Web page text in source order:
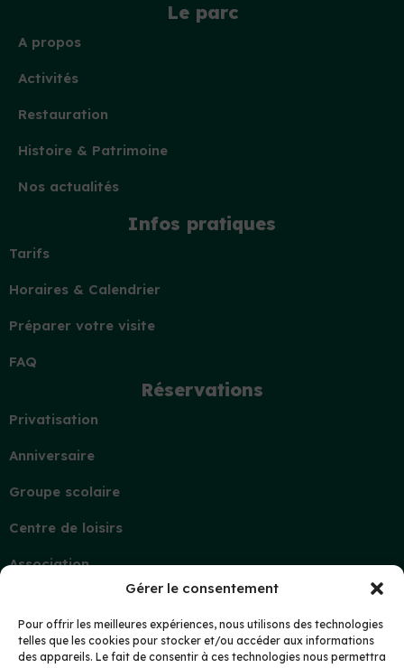
Gérer le consentement
Pour offrir les meilleures expériences, nous utilisons des technologies
telles que les cookies pour stocker et/ou accéder aux informations
des appareils. Le fait de consentir à ces technologies nous permettra
Le parc
A propos
Activités
Restauration
Histoire & Patrimoine
Nos actualités
Infos pratiques
Tarifs
Horaires & Calendrier
Préparer votre visite
FAQ
Réservations
Privatisation
Anniversaire
Groupe scolaire
Centre de loisirs
Association
Demande d’information
Mon compte